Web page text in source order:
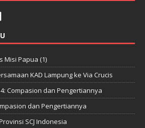
Misi Papua (1)
KAD Lampung ke Via Crucis
Compasion dan Pengertiannya
dan Pengertiannya
SCJ Indonesia